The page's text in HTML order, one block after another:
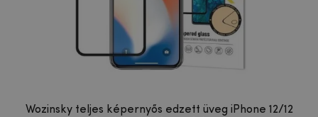
Wozinsky teljes képernyős edzett üveg iPhone 12/12